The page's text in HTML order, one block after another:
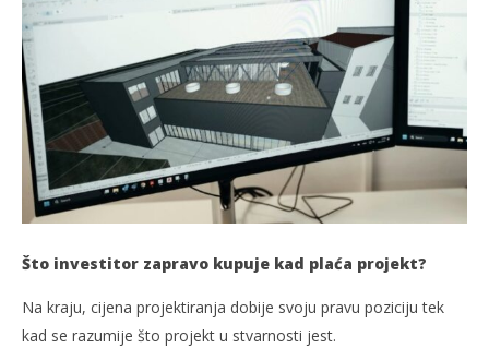
Što investitor zapravo kupuje kad plaća projekt?
Na kraju, cijena projektiranja dobije svoju pravu poziciju tek
kad se razumije što projekt u stvarnosti jest.